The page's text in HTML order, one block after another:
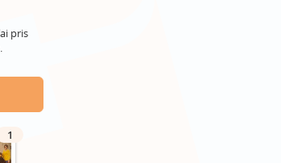
pris
.
1